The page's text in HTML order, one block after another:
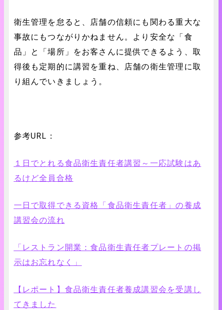
衛生管理を怠ると、店舗の信頼にも関わる重大な
事故にもつながりかねません。より安全な「食
品」と「場所」をお客さんに提供できるよう、取
得後も定期的に講習を重ね、店舗の衛生管理に取
り組んでいきましょう。
参考URL：
１日でとれる食品衛生責任者講習～一応試験はあ
るけど全員合格
一日で取得できる資格「食品衛生責任者」の養成
講習会の流れ
「レストラン開業：食品衛生責任者プレートの掲
示はお忘れなく」
【レポート】食品衛生責任者養成講習会を受講し
てきました